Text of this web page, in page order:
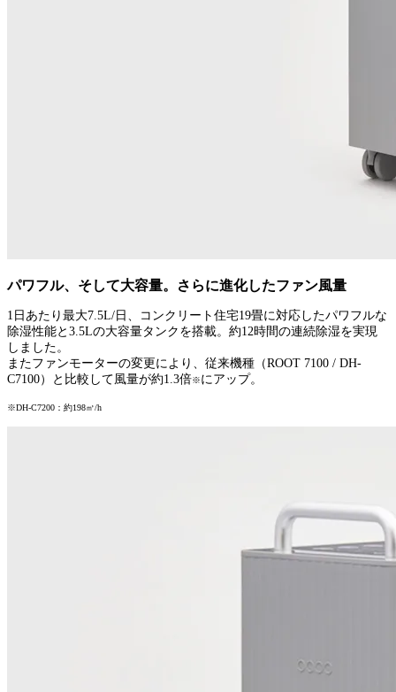
パワフル、そして大容量。さらに進化したファン風量
1日あたり最大7.5L/日、コンクリート住宅19畳に対応したパワフルな
除湿性能と3.5Lの大容量タンクを搭載。約12時間の連続除湿を実現
しました。
またファンモーターの変更により、従来機種（ROOT 7100 / DH-
C7100）と比較して風量が約1.3倍※にアップ。
※DH-C7200：約198㎥/h